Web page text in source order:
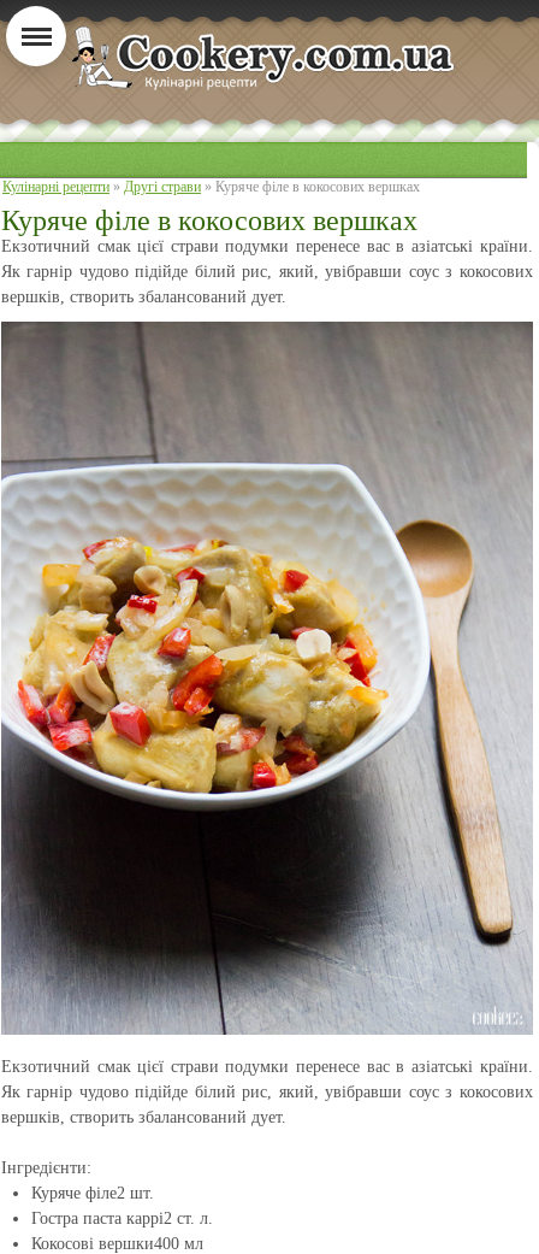
Кулінарні рецепти » Другі страви » Куряче філе в кокосових вершках
Куряче філе в кокосових вершках
Екзотичний смак цієї страви подумки перенесе вас в азіатські країни.
Як гарнір чудово підійде білий рис, який, увібравши соус з кокосових
вершків, створить збалансований дует.
Екзотичний смак цієї страви подумки перенесе вас в азіатські країни.
Як гарнір чудово підійде білий рис, який, увібравши соус з кокосових
вершків, створить збалансований дует.
Інгредієнти:
Куряче філе2 шт.
Гостра паста каррі2 ст. л.
Кокосові вершки400 мл